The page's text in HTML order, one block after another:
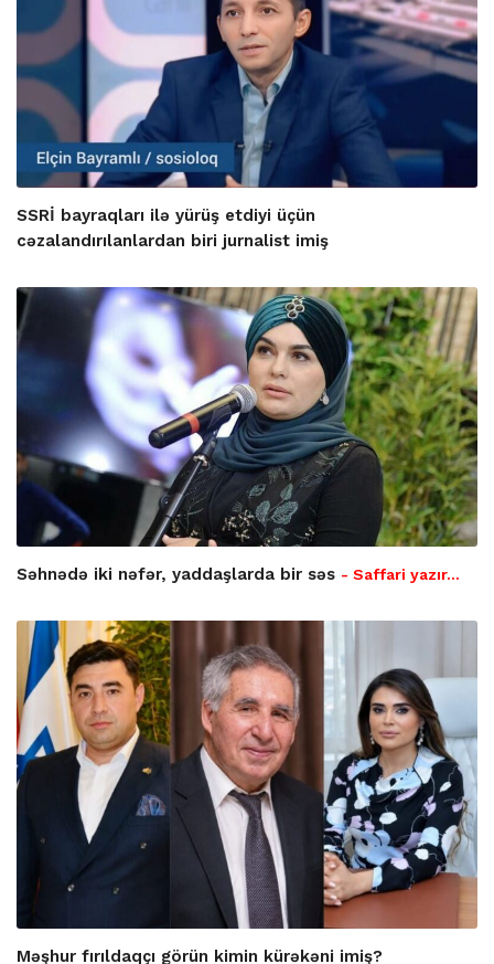
SSRİ bayraqları ilə yürüş etdiyi üçün
cəzalandırılanlardan biri jurnalist imiş
Səhnədə iki nəfər, yaddaşlarda bir səs - Saffari yazır…
Məşhur fırıldaqçı görün kimin kürəkəni imiş?